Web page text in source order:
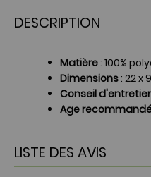
DESCRIPTION
Matière: 100%
Dimensions: 22 x
Conseil
Age
LISTE DES AVIS